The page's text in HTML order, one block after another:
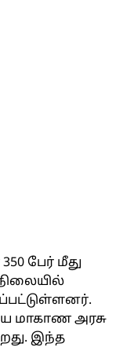
பேர் மீது
மாகாண அரசு
இந்த